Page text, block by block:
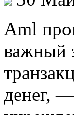
Aml
важный
денег,